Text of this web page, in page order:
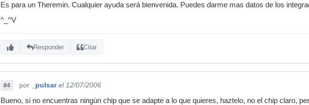
Es para un Theremin. Cualquier ayuda será bienvenida. Puedes darme mas datos de los
^_^V
Responder Citar
#4 por _pulsar el 12/07/2006
Bueno, si no encuentras ningún chip que se adapte a lo que quieres, haztelo, no el chip claro,